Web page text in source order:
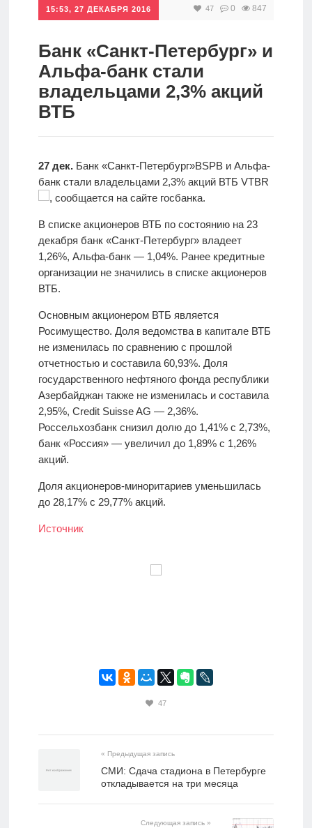
Инвестиции
Дивиденды
Волновой
Видео
Сделано
в России
Рунет
15:53, 27 ДЕКАБРЯ 2016 47 0 847
Банк «Санкт-Петербург» и
Альфа-банк стали
владельцами 2,3% акций
ВТБ
27 дек.Банк «Санкт-Петербург»BSPB и Альфа-
банк стали владельцами 2,3% акций ВТБ VTBR
, сообщается на сайте госбанка.
В списке акционеров ВТБ по состоянию на 23
декабря банк «Санкт-Петербург» владеет
1,26%, Альфа-банк — 1,04%. Ранее кредитные
организации не значились в списке акционеров
ВТБ.
Основным акционером ВТБ является
Росимущество. Доля ведомства в капитале ВТБ
не изменилась по сравнению с прошлой
отчетностью и составила 60,93%. Доля
государственного нефтяного фонда республики
Азербайджан также не изменилась и составила
2,95%, Credit Suisse AG — 2,36%.
Россельхозбанк снизил долю до 1,41% с 2,73%,
банк «Россия» — увеличил до 1,89% с 1,26%
акций.
Доля акционеров-миноритариев уменьшилась
до 28,17% с 29,77% акций.
Источник
47
« Предыдущая запись
СМИ: Сдача стадиона в Петербурге
откладывается на три месяца
Следующая запись »